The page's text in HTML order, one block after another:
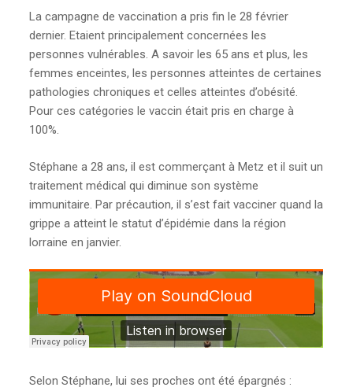
La campagne de vaccination a pris fin le 28 février
dernier. Etaient principalement concernées les
personnes vulnérables. A savoir les 65 ans et plus, les
femmes enceintes, les personnes atteintes de certaines
pathologies chroniques et celles atteintes d’obésité.
Pour ces catégories le vaccin était pris en charge à
100%.
Stéphane a 28 ans, il est commerçant à Metz et il suit un
traitement médical qui diminue son système
immunitaire. Par précaution, il s’est fait vacciner quand la
grippe a atteint le statut d’épidémie dans la région
lorraine en janvier.
Selon Stéphane, lui ses proches ont été épargnés :